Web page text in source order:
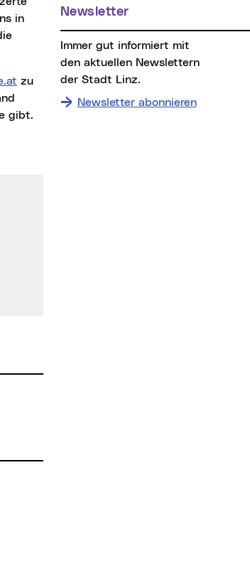
in
zu
gibt.
Newsletter
den aktuellen Newslettern
der Stadt Linz.
Newsletter abonnieren